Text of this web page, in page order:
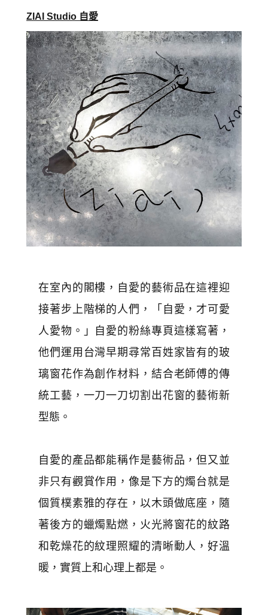
ZIAI Studio 自愛
在室內的閣樓，自愛的藝術品在這裡迎
接著步上階梯的人們，「自愛，才可愛
人愛物。」自愛的粉絲專頁這樣寫著，
他們運用台灣早期尋常百姓家皆有的玻
璃窗花作為創作材料，結合老師傅的傳
統工藝，一刀一刀切割出花窗的藝術新
型態。
自愛的產品都能稱作是藝術品，但又並
非只有觀賞作用，像是下方的燭台就是
個質樸素雅的存在，以木頭做底座，隨
著後方的蠟燭點燃，火光將窗花的紋路
和乾燥花的紋理照耀的清晰動人，好溫
暖，實質上和心理上都是。